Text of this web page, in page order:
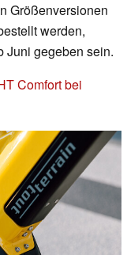
Größenversionen
werden,
Juni gegeben sein.
Comfort bei